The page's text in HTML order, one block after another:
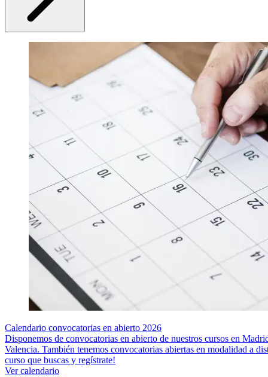
Calendario convocatorias en abierto 2026
Disponemos de convocatorias en abierto de nuestros cursos en
Valencia. También tenemos convocatorias abiertas en modalidad a
curso que buscas y regístrate!
Ver calendario